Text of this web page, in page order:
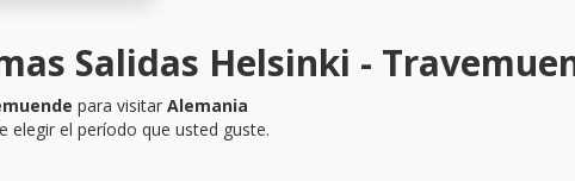
Salidas Helsinki -
para visitar Alemania
elegir el período que usted guste.